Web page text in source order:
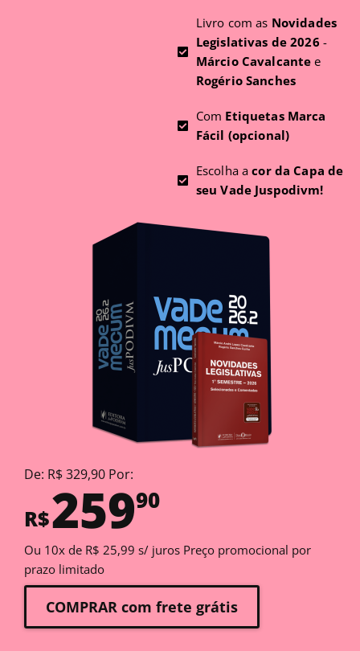
Livro com as Novidades
Legislativas de 2026 -
Márcio Cavalcante e
Rogério Sanches
Com Etiquetas Marca
Fácil (opcional)
Escolha acor da Capa de
seu Vade Juspodivm!
De: R$ 329,90 Por:
R$25990
Ou 10x de R$ 25,99 s/ juros Preço promocional por
prazo limitado
COMPRAR com frete grátis